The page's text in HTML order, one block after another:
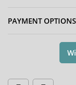
PAYMENT OPTIONS